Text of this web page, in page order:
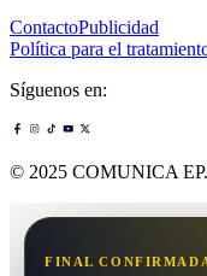
ContactoPublicidad
Política para el
Síguenos en:
© 2025 COMUNICA
FINAL